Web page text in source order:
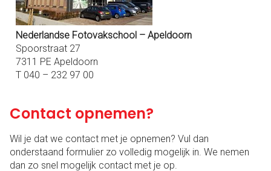
Nederlandse Fotovakschool – Apeldoorn
Spoorstraat 27
7311 PE Apeldoorn
T 040 – 232 97 00
Contact opnemen?
Wil je dat we contact met je opnemen? Vul dan
onderstaand formulier zo volledig mogelijk in. We nemen
dan zo snel mogelijk contact met je op.